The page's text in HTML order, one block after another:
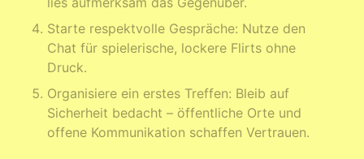
Starte respektvolle Gespräche: Nutze den
Chat für spielerische, lockere Flirts ohne
Druck.
Organisiere ein erstes Treffen: Bleib auf
Sicherheit bedacht – öffentliche Orte und
offene Kommunikation schaffen Vertrauen.